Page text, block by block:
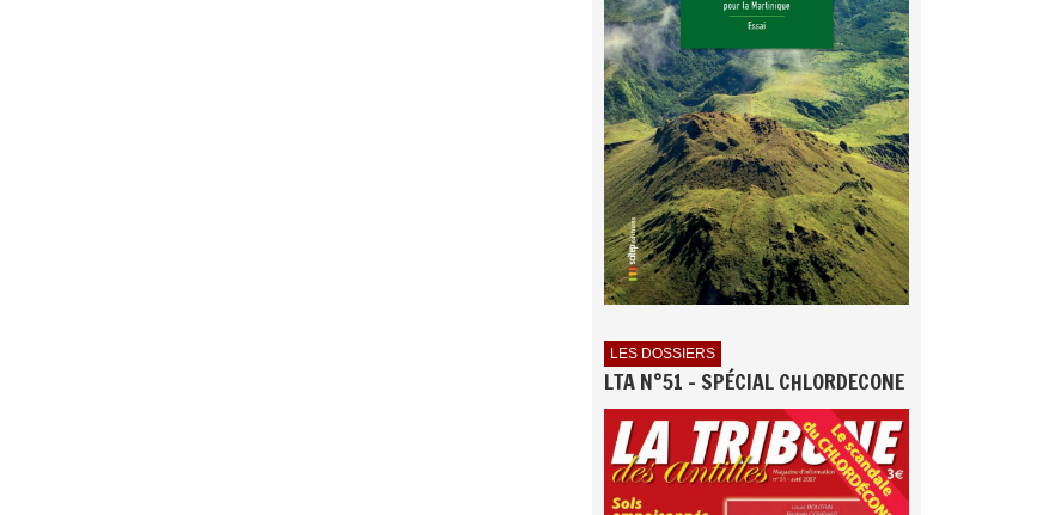
LES DOSSIERS
LTA N°51 - SPÉCIAL CHLORDECONE